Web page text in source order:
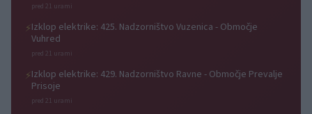
pred 21 urami
⚡Izklop elektrike: 425. Nadzorništvo Vuzenica - Območje
Vuhred
pred 21 urami
⚡Izklop elektrike: 429. Nadzorništvo Ravne - Območje Prevalje
Prisoje
pred 21 urami